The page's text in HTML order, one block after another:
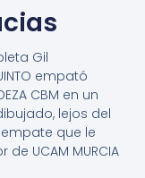
Gil
empató
CBM en un
lejos del
que le
UCAM MURCIA